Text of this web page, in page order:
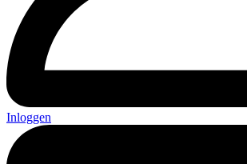
Inloggen